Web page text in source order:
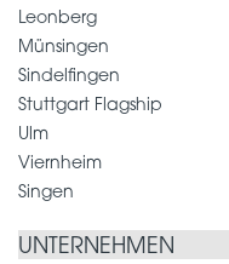
Leonberg
Münsingen
Sindelfingen
Stuttgart Flagship
Ulm
Viernheim
Singen
UNTERNEHMEN